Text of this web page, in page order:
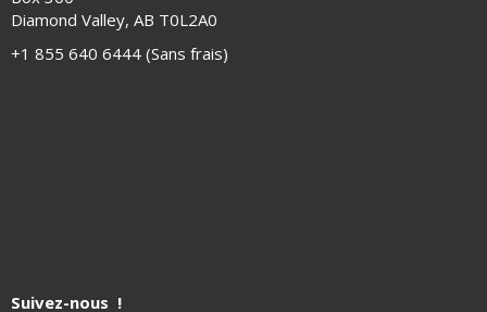
Diamond Valley, AB T0L2A0
+1 855 640 6444 (Sans frais)
Suivez-nous !